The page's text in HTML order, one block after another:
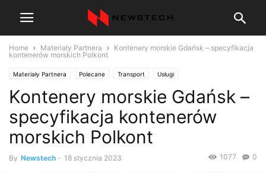
Home Materiały Partnera
Kontenery morskie Gdańsk – specyfikacja
kontenerów morskich Polkont
Materiały Partnera Polecane Transport Usługi
Kontenery morskie Gdańsk –
specyfikacja kontenerów
morskich Polkont
By Newstech - 18 stycznia 2023 0
1077